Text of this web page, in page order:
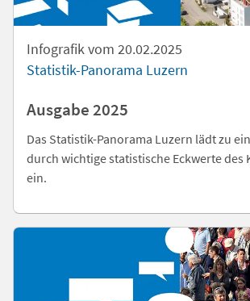
Infografik vom 20.02.2025
Statistik-Panorama Luzern
Ausgabe 2025
Das Statistik-Panorama Luzern lädt zu
durch wichtige statistische Eckwerte des
ein.